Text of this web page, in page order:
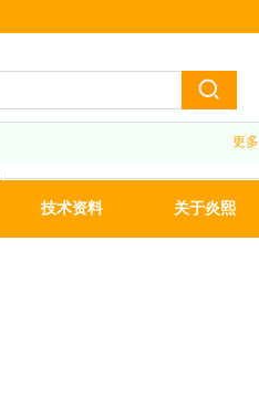
更多
技术资料 关于炎熙